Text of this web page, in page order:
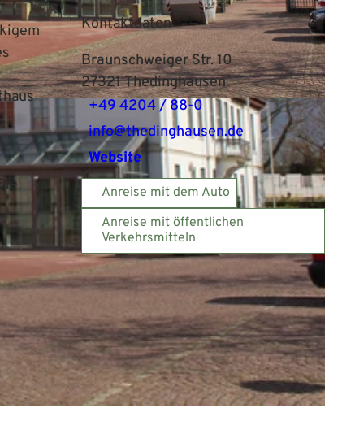
Kontaktdaten
Braunschweiger Str. 10
27321Thedinghausen
+49 4204 / 88-0
info@thedinghausen.de
Website
Anreise mit dem Auto
Anreise mit öffentlichen
Verkehrsmitteln